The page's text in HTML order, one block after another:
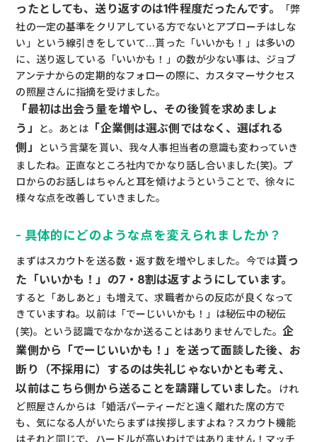
ったとしても、送り返すのは1件程度だったんです。
「弊
社の一定の基準をクリアしている方でないとアプローチはしな
い」という線引きをしていて…貰った「いいかも！」は多いの
に、送り返している「いいかも！」の数が少ない事は、ジョブ
アンテナからの定期的なフォローの際に、カスタマーサクセス
の照屋さんに指摘を受けました。
「最初は出会う量を増やし、その後質を求めましょ
う」
と。あとは 「企業側は選ぶ側ではなく、選ばれる
側」
という言葉を貰い、我々人事担当者の意識も変わっていき
ましたね。正直なところ社内でかなり話し合いました(笑)。プ
ロからのお話しはちゃんと耳を傾けようということで、徐々に
様々な点を改善していきました。
- 具体的にどのような点を変えられましたか？
まずはスカウトを送る数・返す数を増やしました。今では貰っ
た「いいかも！」の7・8割は返すようにしています。
すると「あしあと」も増えて、求職者からの反応が良くなって
きていますね。以前は「でーじいいかも！」は秘伝中の秘伝
(笑)。という認識でなかなか送ることはありませんでした。企
業側から「でーじいいかも！」を送って面談した後、お
断り（不採用に）するのは失礼じゃないかとも考え、
以前はこちら側から送ることを躊躇していました。
けれ
ど照屋さんからは「婚活パーティーだと遠く離れた席の方で
も、気になる人がいたらまずは挨拶しますよね？スカウト機能
はそれと同じで、ハードルが高いわけではありません！マッチ